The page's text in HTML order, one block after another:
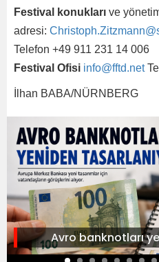
Festival konukları ve
adresi:
Telefon +49 911 231 14 006
Festival Ofisi info@fftd.net
İlhan BABA/NÜRNBERG
Avro banknotları